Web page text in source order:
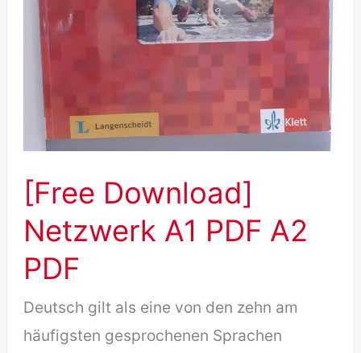
[Free Download]
Netzwerk A1 PDF A2
PDF
Deutsch gilt als eine von den zehn am
häufigsten gesprochenen Sprachen